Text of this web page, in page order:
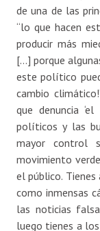
de una de las
“lo que hacen
producir más
[…] porque
este político
cambio
que denuncia
políticos y las
mayor control
movimiento
el público.
como inmensas
las noticias
luego tienes a